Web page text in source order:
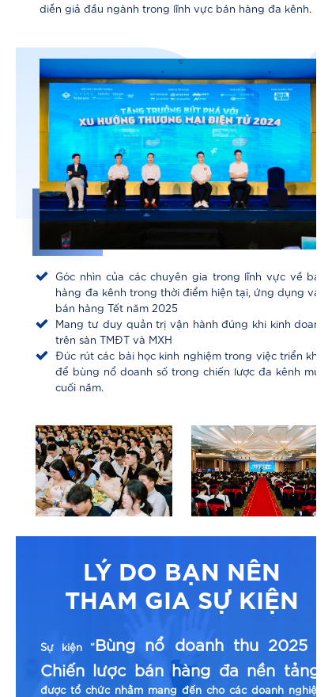
diễn giả đầu ngành trong lĩnh vực bán hàng đa kênh.
Góc nhìn của các chuyên gia trong lĩnh vực về bán
hàng đa kênh trong thời điểm hiện tại, ứng dụng vào
bán hàng Tết năm 2025
Mang tư duy quản trị vận hành đúng khi kinh doanh
trên sàn TMĐT và MXH
Đúc rút các bài học kinh nghiệm trong việc triển khai
để bùng nổ doanh số trong chiến lược đa kênh mùa
cuối năm.
Sự kiện “Bùng nổ doanh thu 2025 -
Chiến lược bán hàng đa nền tảng
được tổ chức nhằm mang đến cho các doanh nghiệp
LÝ DO BẠN NÊN
THAM GIA SỰ KIỆN